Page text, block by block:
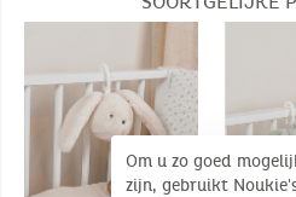
Om u zo goed
zijn, gebruikt